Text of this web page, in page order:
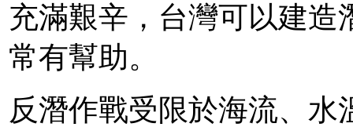
充滿艱辛，台灣可以建造
常有幫助。
反潛作戰受限於海流、